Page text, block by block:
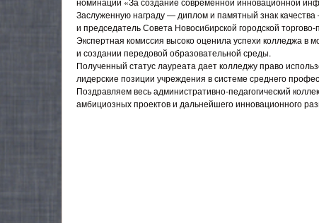
Заслуженную награду — диплом и памятный знак
и председатель Совета Новосибирской городской
Экспертная комиссия высоко оценила успехи колледжа
и создании передовой образовательной среды.
Полученный статус лауреата дает колледжу право
лидерские позиции учреждения в системе среднего
Поздравляем весь административно-педагогический
амбициозных проектов и дальнейшего инновационного